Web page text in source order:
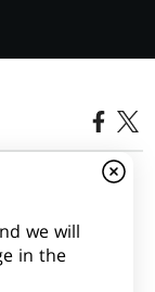
we will
in the